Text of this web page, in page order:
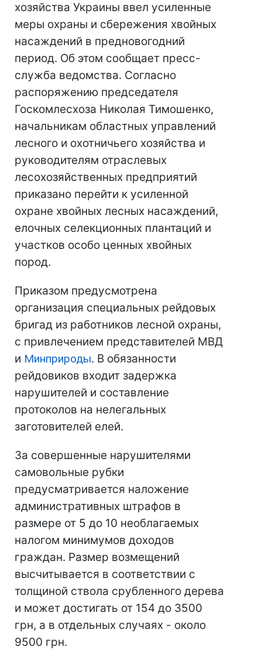
хозяйства Украины ввел усиленные
меры охраны и сбережения хвойных
насаждений в предновогодний
период. Об этом сообщает пресс-
служба ведомства. Согласно
распоряжению председателя
Госкомлесхоза Николая Тимошенко,
начальникам областных управлений
лесного и охотничьего хозяйства и
руководителям отраслевых
лесохозяйственных предприятий
приказано перейти к усиленной
охране хвойных лесных насаждений,
елочных селекционных плантаций и
участков особо ценных хвойных
пород.
Приказом предусмотрена
организация специальных рейдовых
бригад из работников лесной охраны,
с привлечением представителей МВД
и Минприроды. В обязанности
рейдовиков входит задержка
нарушителей и составление
протоколов на нелегальных
заготовителей елей.
За совершенные нарушителями
самовольные рубки
предусматривается наложение
административных штрафов в
размере от 5 до 10 необлагаемых
налогом минимумов доходов
граждан. Размер возмещений
высчитывается в соответствии с
толщиной ствола срубленного дерева
и может достигать от 154 до 3500
грн, а в отдельных случаях - около
9500 грн.